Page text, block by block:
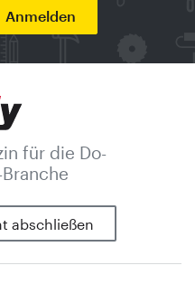
Anmelden
für die Do-
abschließen